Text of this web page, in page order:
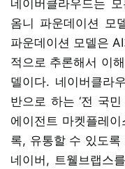
네이버클라우드는
옴니 파운데이션 모
파운데이션 모델은
적으로 추론해서 이
델이다. 네이버클라
반으로 하는 ‘전 국
에이전트 마켓플레
록, 유통할 수 있도
네이버, 트웰브랩스